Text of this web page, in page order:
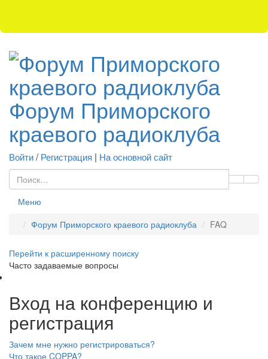
Форум Приморского
краевого радиоклуба
Войти/Регистрация | На основной сайт
Меню
Форум Приморского краевого радиоклуба
FAQ
Перейти к расширенному поиску
Часто задаваемые вопросы
Вход на конференцию и
регистрация
Зачем мне нужно регистрироваться?
Что такое COPPA?